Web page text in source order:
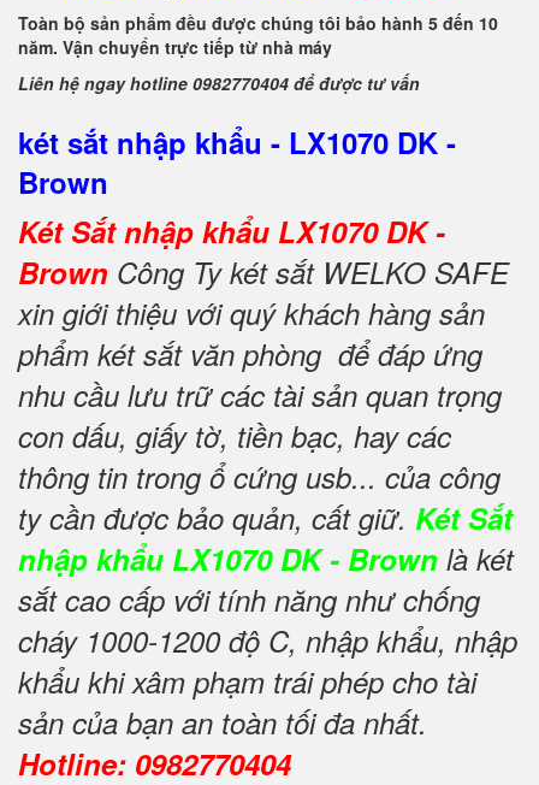
Toàn bộ sản phẩm đều được chúng tôi bảo hành 5 đến 10
năm. Vận chuyển trực tiếp từ nhà máy
Liên hệ ngay hotline 0982770404 để được tư vấn
két sắt nhập khẩu - LX1070 DK -
Brown
Két Sắt nhập khẩu LX1070 DK -
Brown Công Ty két sắt WELKO SAFE
xin giới thiệu với quý khách hàng sản
phẩm két sắt văn phòng để đáp ứng
nhu cầu lưu trữ các tài sản quan trọng
con dấu, giấy tờ, tiền bạc, hay các
thông tin trong ổ cứng usb... của công
ty cần được bảo quản, cất giữ. Két Sắt
nhập khẩu LX1070 DK - Brown là két
sắt cao cấp với tính năng như chống
cháy 1000-1200 độ C, nhập khẩu, nhập
khẩu khi xâm phạm trái phép cho tài
sản của bạn an toàn tối đa nhất.
Hotline: 0982770404